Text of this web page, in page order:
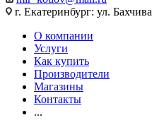
г. Екатеринбург: ул.
О компании
Услуги
Как купить
Производители
Магазины
Контакты
...